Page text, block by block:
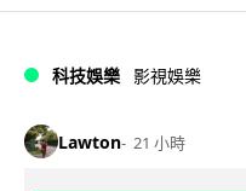
科技娛樂 影視娛樂
Lawton 21 小時